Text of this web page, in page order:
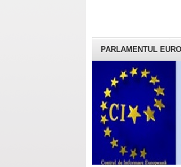
PARLAMENTUL